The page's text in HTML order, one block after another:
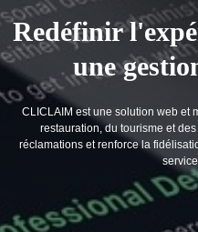
Redéfinir
une
CLICLAIM est une solution web et
restauration, du tourisme et
réclamations et renforce la